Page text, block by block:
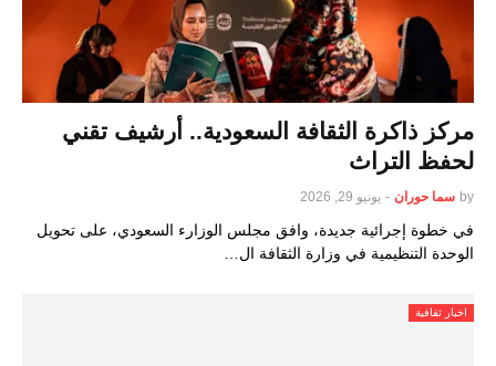
مركز ذاكرة الثقافة السعودية.. أرشيف تقني
لحفظ التراث
by سما حوران - يونيو 29, 2026
في خطوة إجرائية جديدة، وافق مجلس الوزارء السعودي، على تحويل
الوحدة التنظيمية في وزارة الثقافة ال…
اخبار ثقافية